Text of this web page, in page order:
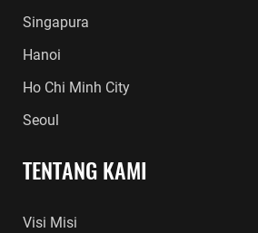
Singapura
Hanoi
Ho Chi Minh City
Seoul
TENTANG KAMI
Visi Misi